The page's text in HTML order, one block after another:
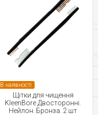
В наявності
Щітки для чищення
KleenBore Двосторонні.
Нейлон. Бронза. 2 шт